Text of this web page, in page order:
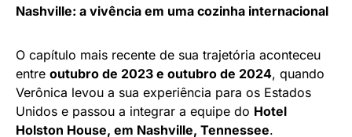
Nashville: a vivência em uma cozinha internacional
O capítulo mais recente de sua trajetória aconteceu
entre outubro de 2023 e outubro de 2024, quando
Verônica levou a sua experiência para os Estados
Unidos e passou a integrar a equipe do Hotel
Holston House, em Nashville, Tennessee.